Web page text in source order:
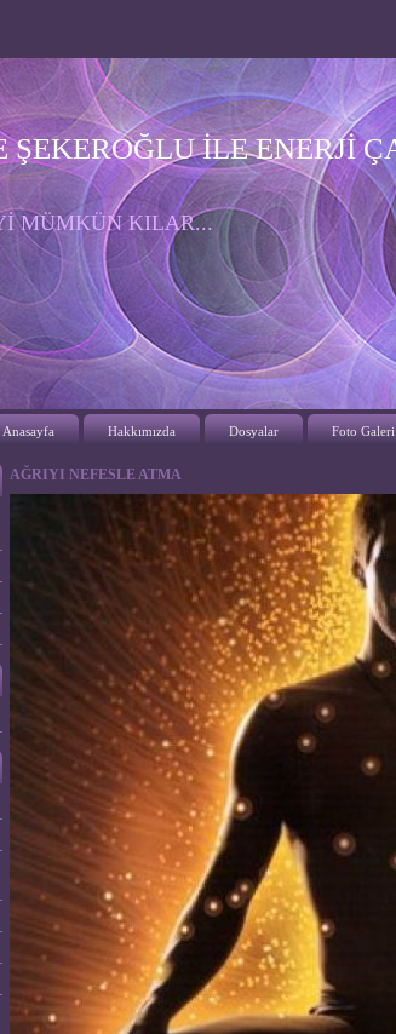
ŞEKEROĞLU İLE ENERJİ
MÜMKÜN KILAR...
Anasayfa Hakkımızda Dosyalar Foto Galeri
AĞRIYI NEFESLE ATMA